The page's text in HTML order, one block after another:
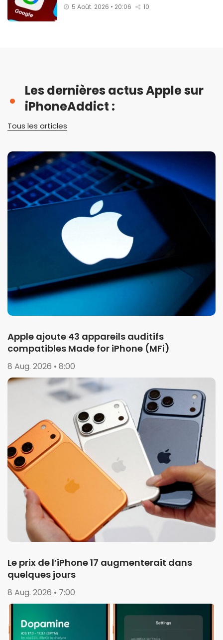
5 Août. 2026 • 20:06 10
Les dernières actus Apple sur
iPhoneAddict :
Tous les articles
Apple ajoute 43 appareils auditifs
compatibles Made for iPhone (MFi)
8 Aug. 2026 • 8:00
Le prix de l’iPhone 17 augmenterait dans
quelques jours
8 Aug. 2026 • 7:00